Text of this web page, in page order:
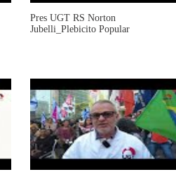
Pres UGT RS Norton
Jubelli_Plebicito Popular